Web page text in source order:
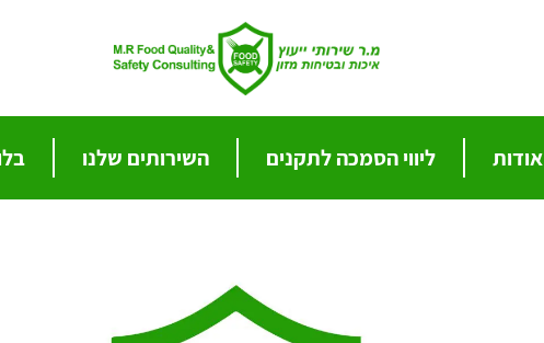
אודות ליווי הסמכה לתקנים השירותים שלנו